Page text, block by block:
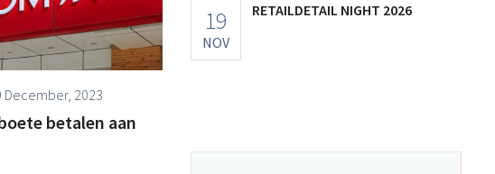
December, 2023
betalen aan
19
NOV
RETAILDETAIL NIGHT 2026